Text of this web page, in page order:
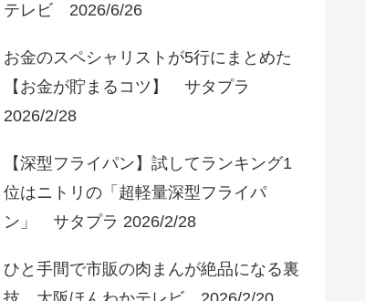
テレビ 2026/6/26
お金のスペシャリストが5行にまとめた
【お金が貯まるコツ】 サタプラ
2026/2/28
【深型フライパン】試してランキング1
位はニトリの「超軽量深型フライパ
ン」 サタプラ 2026/2/28
ひと手間で市販の肉まんが絶品になる裏